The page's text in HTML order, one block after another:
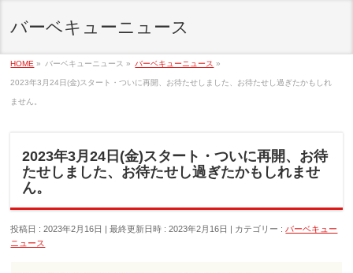
バーベキューニュース
HOME » バーベキューニュース » バーベキューニュース »
2023年3月24日(金)スタート・ついに再開、お待たせしました、お待たせし過ぎたかもしれ
ません。
2023年3月24日(金)スタート・ついに再開、お待
たせしました、お待たせし過ぎたかもしれませ
ん。
投稿日 : 2023年2月16日 最終更新日時 : 2023年2月16日 カテゴリー : バーベキュー
ニュース